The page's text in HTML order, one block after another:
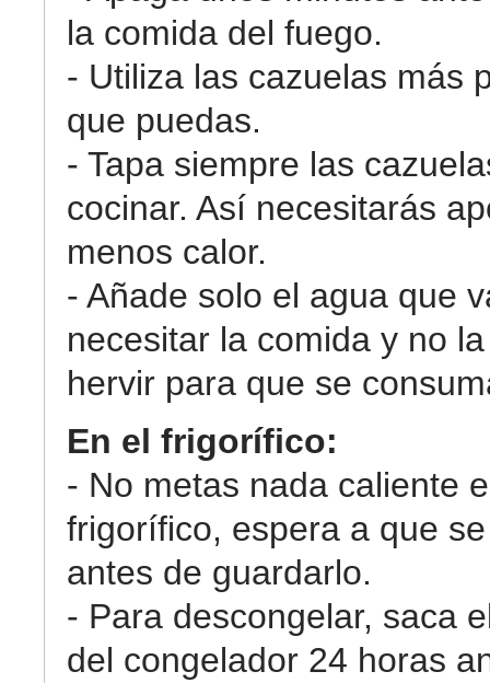
la comida del fuego.
- Utiliza las cazuelas más
que puedas.
- Tapa siempre las
cocinar. Así necesitarás
menos calor.
- Añade solo el agua que
necesitar la comida y no
hervir para que se
En el frigorífico:
- No metas nada caliente
frigorífico, espera a que
antes de guardarlo.
- Para descongelar, saca
del congelador 24 horas